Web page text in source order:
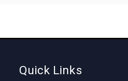
Quick Links